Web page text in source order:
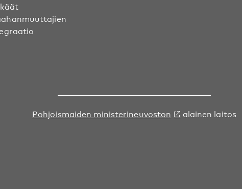
Pohjoismaiden ministerineuvoston alainen laitos